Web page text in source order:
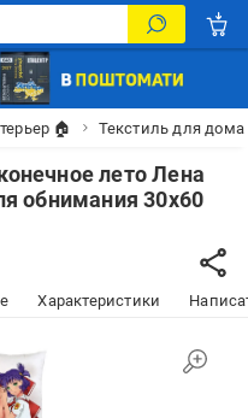
🏠 Текстиль для дома
лето Лена
обнимания 30x60
Характеристики